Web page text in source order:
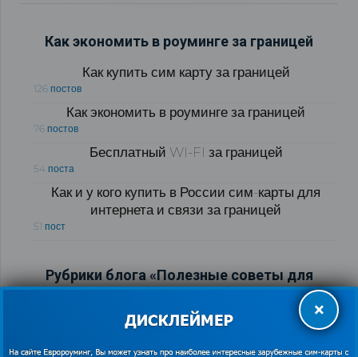
Как экономить в роуминге за границей
Как купить сим карту за границей
126 постов
Как экономить в роуминге за границей
76 постов
Бесплатный WI-FI за границей
54 поста
Как и у кого купить в России сим-карты для
интернета и связи за границей
51 пост
Рубрики блога «Полезные советы для
путешественников за границей»
Лайфхаки для путешественников
×